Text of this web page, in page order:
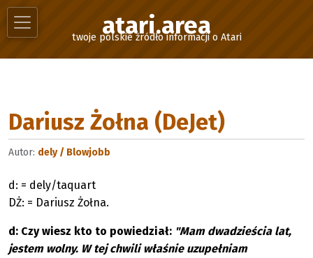
atari.area
twoje polskie źródło informacji o Atari
Dariusz Żołna (DeJet)
Autor: dely / Blowjobb
d: = dely/taquart
DŻ: = Dariusz Żołna.
d: Czy wiesz kto to powiedział: "Mam dwadzieścia lat,
jestem wolny. W tej chwili właśnie uzupełniam